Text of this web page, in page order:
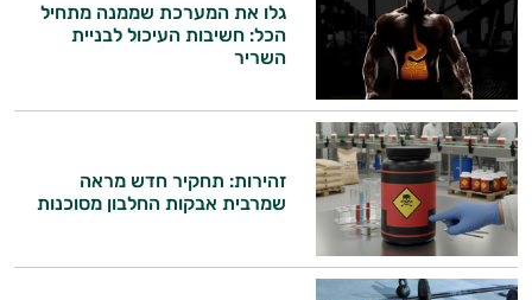
גלו את המערכת שממנה מתחיל
הכל: חשיבות העיכול לבניית
השריר
זהירות: תחקיר חדש מראה
שמרבית אבקות החלבון מסוכנות
היי,
אני יועץ הבריאות האישי AI של טבע בריא.
התשובות שלי מבוססות על מאגרי מידע קליניים
וספרות מקצועית בתחומי הרפואה הטבעית
ותזונת הספורט.
אני כאן כדי לעזור לך להתאים את תוספי
התזונה ומוצרי הבריאות המדויקים למטרות
ולמצב הגופני שלך, ולהסביר לך אילו רכיבים